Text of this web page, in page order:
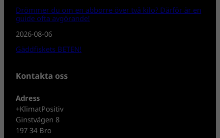
Drömmer du om en abborre över två kilo? Därför är en
guide ofta avgörande!
2026-08-06
Gäddfiskets BETEN!
Kontakta oss
Adress
+KlimatPositiv
Ginstvägen 8
197 34 Bro